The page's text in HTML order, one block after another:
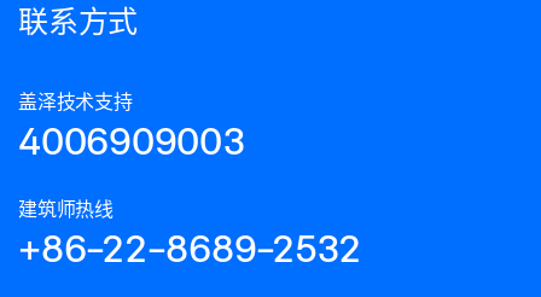
联系方式
盖泽技术支持
4006909003
建筑师热线
+86-22-8689-2532